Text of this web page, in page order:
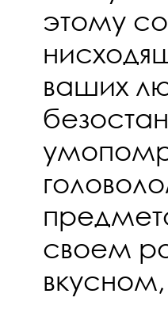
этому
ваших
своем